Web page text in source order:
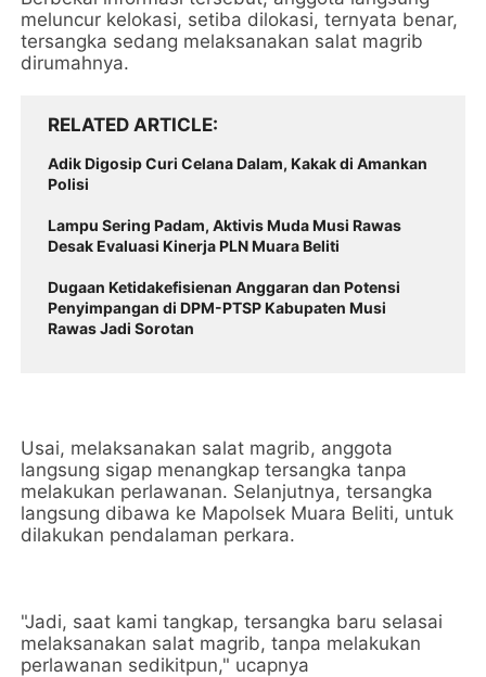
meluncur kelokasi, setiba dilokasi, ternyata benar,
tersangka sedang melaksanakan salat magrib
dirumahnya.
RELATED ARTICLE
Adik Digosip Curi Celana Dalam, Kakak di Amankan
Polisi
Lampu Sering Padam, Aktivis Muda Musi Rawas
Desak Evaluasi Kinerja PLN Muara Beliti
Dugaan Ketidakefisienan Anggaran dan Potensi
Penyimpangan di DPM-PTSP Kabupaten Musi
Rawas Jadi Sorotan
Usai, melaksanakan salat magrib, anggota
langsung sigap menangkap tersangka tanpa
melakukan perlawanan. Selanjutnya, tersangka
langsung dibawa ke Mapolsek Muara Beliti, untuk
dilakukan pendalaman perkara.
"Jadi, saat kami tangkap, tersangka baru selasai
melaksanakan salat magrib, tanpa melakukan
perlawanan sedikitpun," ucapnya